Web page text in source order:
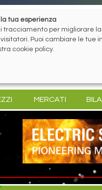
MERCATI
tua esperienza
tracciamento per migliorare
Puoi cambiare le
cookie policy.